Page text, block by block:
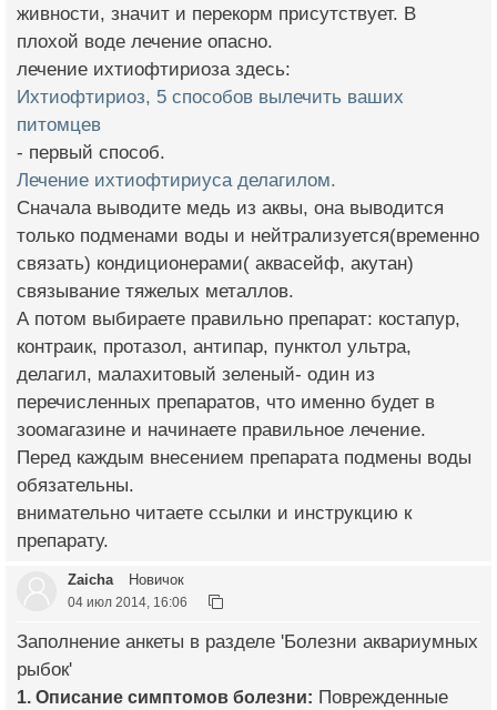
живности, значит и перекорм присутствует. В
плохой воде лечение опасно.
лечение ихтиофтириоза здесь:
Ихтиофтириоз, 5 способов вылечить ваших
питомцев
- первый способ.
Лечение ихтиофтириуса делагилом.
Сначала выводите медь из аквы, она выводится
только подменами воды и нейтрализуется(временно
связать) кондиционерами( аквасейф, акутан)
связывание тяжелых металлов.
А потом выбираете правильно препарат: костапур,
контраик, протазол, антипар, пунктол ультра,
делагил, малахитовый зеленый- один из
перечисленных препаратов, что именно будет в
зоомагазине и начинаете правильное лечение.
Перед каждым внесением препарата подмены воды
обязательны.
внимательно читаете ссылки и инструкцию к
препарату.
Zaicha Новичок
04 июл 2014, 16:06
Заполнение анкеты в разделе 'Болезни аквариумных
рыбок'
1. Описание симптомов болезни: Поврежденные